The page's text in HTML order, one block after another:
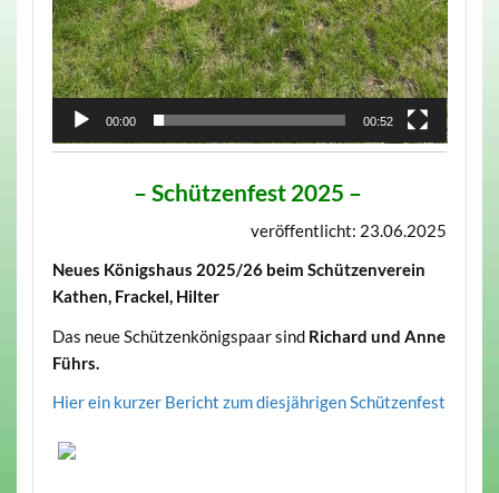
00:00 00:52
– Schützenfest 2025 –
veröffentlicht: 23.06.2025
Neues Königshaus 2025/26 beim Schützenverein
Kathen, Frackel, Hilter
Das neue Schützenkönigspaar sind Richard und Anne
Führs.
Hier ein kurzer Bericht zum diesjährigen Schützenfest